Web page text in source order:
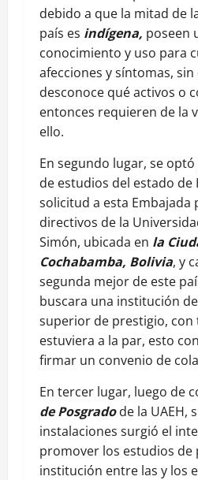
debido a que la mitad de
país es indígena, poseen
conocimiento y uso para
afecciones y síntomas,
desconoce qué activos o
entonces requieren de la
ello.
En segundo lugar, se
de estudios del estado de
solicitud a esta Embajada
directivos de la
Simón, ubicada en la
Cochabamba, Bolivia, y
segunda mejor de este
buscara una institución
superior de prestigio, con
estuviera a la par, esto
firmar un convenio de
En tercer lugar, luego de
de Posgradode la UAEH,
instalaciones surgió el
promover los estudios de
institución entre las y los